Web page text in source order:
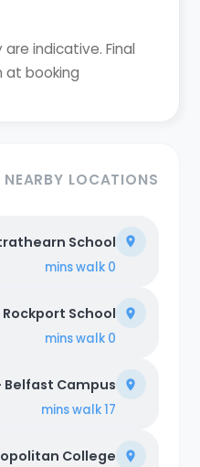
indicative. Final
booking.
NEARBY LOCATIONS
School
0 mins
walk
Rockport School
0 mins
walk
Campus
17 mins
walk
College